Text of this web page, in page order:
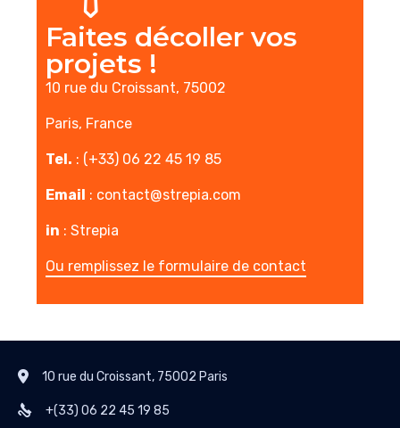
Faites décoller vos
projets !
10 rue du Croissant, 75002
Paris, France
Tel. : (+33) 06 22 45 19 85
Email : contact@strepia.com
in : Strepia
Ou remplissez le formulaire de contact
10 rue du Croissant, 75002 Paris
+(33) 06 22 45 19 85